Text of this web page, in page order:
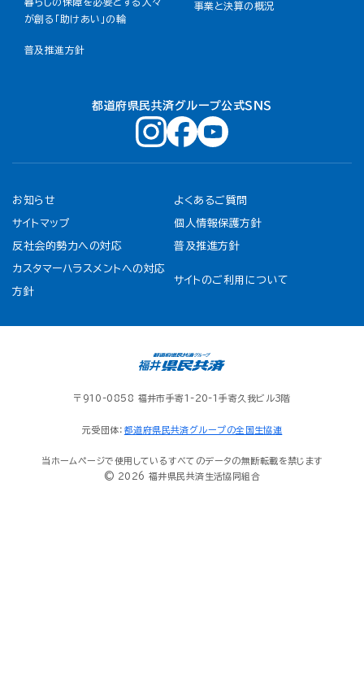
が創る「助けあい」の輪
事業と決算の概況
普及推進方針
都道府県民共済グループ公式ＳＮＳ
お知らせ よくあるご質問
サイトマップ 個人情報保護方針
反社会的勢力への対応 普及推進方針
カスタマーハラスメントへの対応
方針
サイトのご利用について
〒910-0858 福井市手寄1-20-1手寄久我ビル3階
元受団体： 都道府県民共済グループの全国生協連
当ホームページで使用しているすべてのデータの無断転載を禁じます
© 2026 福井県民共済生活協同組合